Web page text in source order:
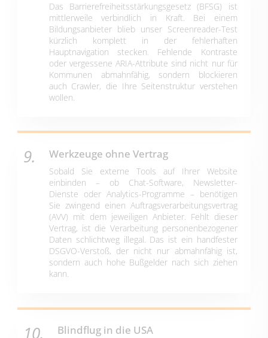
Das Barrierefreiheitsstärkungsgesetz (BFSG) ist
mittlerweile verbindlich in Kraft. Bei einem
Bildungsanbieter blieb unser Screenreader-Test
kürzlich komplett in der fehlerhaften
Hauptnavigation stecken. Fehlende Kontraste
oder vergessene ARIA-Attribute sind nicht nur für
Kommunen abmahnfähig, sondern blockieren
auch Crawler, die Ihre Seitenstruktur verstehen
wollen.
Werkzeuge ohne Vertrag
Sobald Sie externe Tools auf Ihrer Website
einbinden – ob Chat-Software, Newsletter-
Dienste oder Analytics-Programme – benötigen
Sie zwingend einen Auftragsverarbeitungsvertrag
(AVV) mit dem jeweiligen Anbieter. Fehlt dieser
Vertrag, ist die Verarbeitung personenbezogener
Daten schlichtweg illegal. Das ist ein handfester
DSGVO-Verstoß, der nicht nur abmahnfähig ist,
sondern auch hohe Bußgelder nach sich ziehen
kann.
Blindflug in die USA